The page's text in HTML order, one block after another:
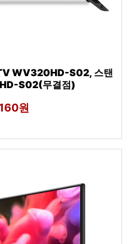
WV320HD-S02, 스탠
S02(무결점)
원